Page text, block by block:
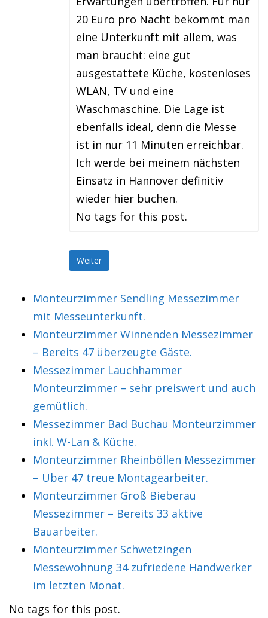
20 Euro pro Nacht bekommt man
eine Unterkunft mit allem, was
man braucht: eine gut
ausgestattete Küche, kostenloses
WLAN, TV und eine
Waschmaschine. Die Lage ist
ebenfalls ideal, denn die Messe
ist in nur 11 Minuten erreichbar.
Ich werde bei meinem nächsten
Einsatz in Hannover definitiv
wieder hier buchen.
No tags for this post.
Weiter
Monteurzimmer Sendling Messezimmer
mit Messeunterkunft.
Monteurzimmer Winnenden Messezimmer
– Bereits 47 überzeugte Gäste.
Messezimmer Lauchhammer
Monteurzimmer – sehr preiswert und auch
gemütlich.
Messezimmer Bad Buchau Monteurzimmer
inkl. W-Lan & Küche.
Monteurzimmer Rheinböllen Messezimmer
– Über 47 treue Montagearbeiter.
Monteurzimmer Groß Bieberau
Messezimmer – Bereits 33 aktive
Bauarbeiter.
Monteurzimmer Schwetzingen
Messewohnung 34 zufriedene Handwerker
im letzten Monat.
No tags for this post.